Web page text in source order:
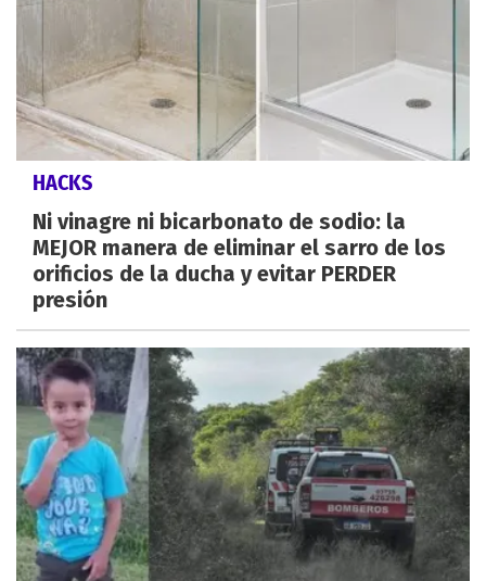
HACKS
Ni vinagre ni bicarbonato de sodio: la
MEJOR manera de eliminar el sarro de los
orificios de la ducha y evitar PERDER
presión